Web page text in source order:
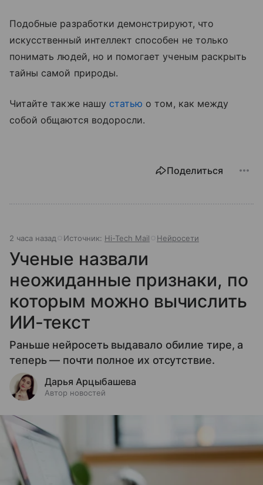
Подобные разработки демонстрируют, что
искусственный интеллект способен не только
понимать людей, но и помогает ученым раскрыть
тайны самой природы.
Читайте также нашу статью о том, как между
собой общаются водоросли.
Поделиться
2 часа назад Источник: Hi-Tech Mail Нейросети
Ученые назвали
неожиданные признаки, по
которым можно вычислить
ИИ-текст
Раньше нейросеть выдавало обилие тире, а
теперь — почти полное их отсутствие.
Дарья Арцыбашева
Автор новостей